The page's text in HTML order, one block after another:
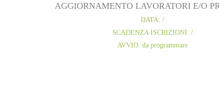
AGGIORNAMENTO LAVORATORI E/O
DATA: /
SCADENZA ISCRIZIONI: /
AVVIO: da programmare